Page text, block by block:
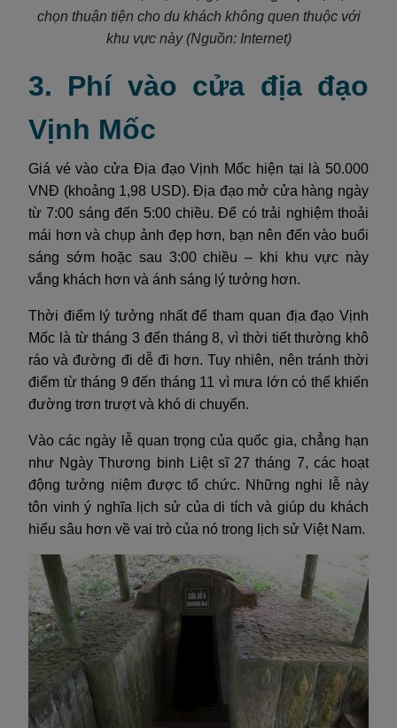
chọn thuận tiện cho du khách không quen thuộc với
khu vực này(Nguồn: Internet)
3. Phí vào cửa địa đạo
Vịnh Mốc
Giá vé vào cửa Địa đạo Vịnh Mốc hiện tại là 50.000
VNĐ (khoảng 1,98 USD). Địa đạo mở cửa hàng ngày
từ 7:00 sáng đến 5:00 chiều. Để có trải nghiệm thoải
mái hơn và chụp ảnh đẹp hơn, bạn nên đến vào buổi
sáng sớm hoặc sau 3:00 chiều – khi khu vực này
vắng khách hơn và ánh sáng lý tưởng hơn.
Thời điểm lý tưởng nhất để tham quan địa đạo Vịnh
Mốc là từ tháng 3 đến tháng 8, vì thời tiết thường khô
ráo và đường đi dễ đi hơn. Tuy nhiên, nên tránh thời
điểm từ tháng 9 đến tháng 11 vì mưa lớn có thể khiến
đường trơn trượt và khó di chuyển.
Vào các ngày lễ quan trọng của quốc gia, chẳng hạn
như Ngày Thương binh Liệt sĩ 27 tháng 7, các hoạt
động tưởng niệm được tổ chức. Những nghi lễ này
tôn vinh ý nghĩa lịch sử của di tích và giúp du khách
hiểu sâu hơn về vai trò của nó trong lịch sử Việt Nam.